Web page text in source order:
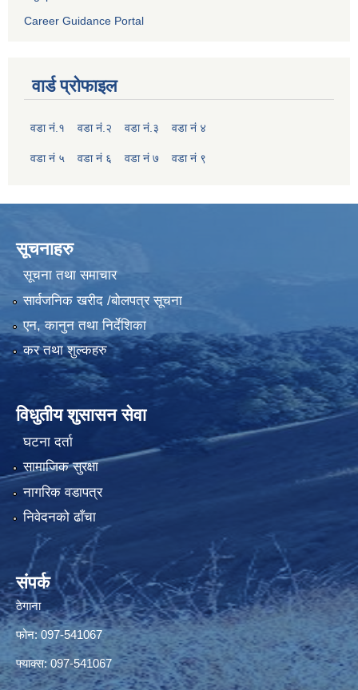
Career Guidance Portal
वार्ड प्रोफाइल
वडा नं.१ वडा नं.२ वडा नं.३ वडा नं ४
वडा नं ५ वडा नं ६ वडा नं ७ वडा नं ९
सूचनाहरु
सूचना तथा समाचार
सार्वजनिक खरीद /बोलपत्र सूचना
एन, कानुन तथा निर्देशिका
कर तथा शुल्कहरु
विधुतीय शुसासन सेवा
घटना दर्ता
सामाजिक सुरक्षा
नागरिक वडापत्र
निवेदनको ढाँचा
संपर्क
ठेगाना
फोन: 097-541067
फ्याक्स: 097-541067